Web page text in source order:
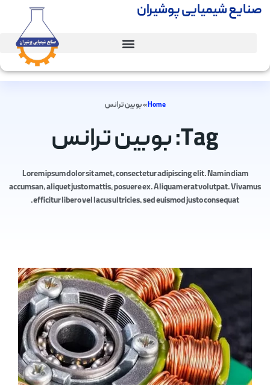
صنایع شیمیایی پوشیران
Home
»بوبین ترانس
Tag: بوبین ترانس
Lorem ipsum dolor sit amet, consectetur adipiscing elit. Nam in diam
accumsan, aliquet justo mattis, posuere ex. Aliquam erat volutpat. Vivamus
efficitur libero vel lacus ultricies, sed euismod justo consequat.